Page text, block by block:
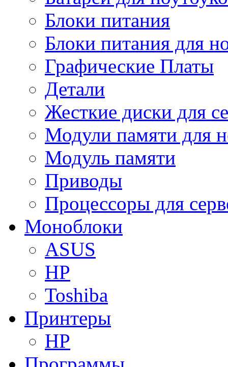
Блоки питания
Блоки питания для
Графические Платы
Детали
Жесткие диски для
Модули памяти для
Модуль памяти
Приводы
Процессоры для
Моноблоки
ASUS
HP
Toshiba
Принтеры
HP